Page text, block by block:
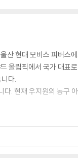
산 현대 모비스 피버스
올림픽에서 국가 대표
다.
. 현재 우지원의 농구